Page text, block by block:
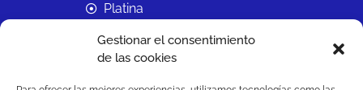
Gestionar el consentimiento
de las cookies
Platina
Camplus
Sevilla
Reina